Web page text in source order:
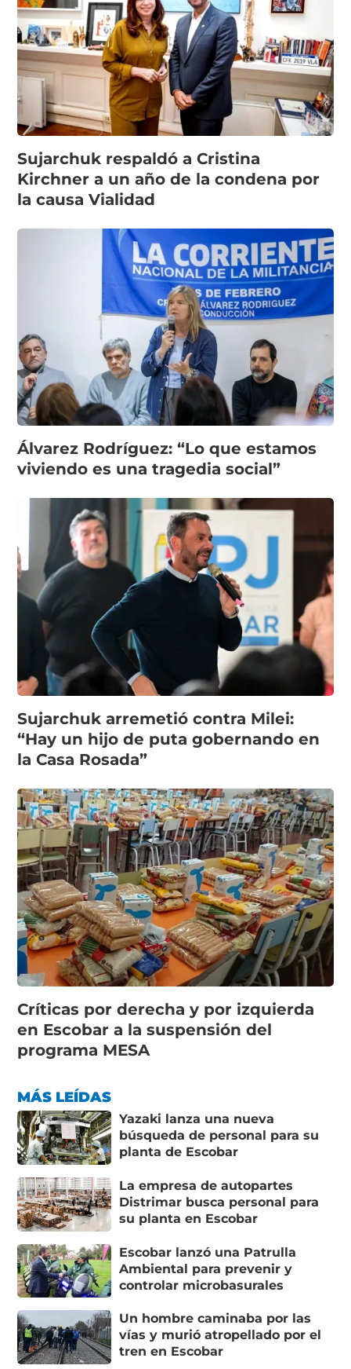
Sujarchuk respaldó a Cristina
Kirchner a un año de la condena por
la causa Vialidad
Álvarez Rodríguez: “Lo que estamos
viviendo es una tragedia social”
Sujarchuk arremetió contra Milei:
“Hay un hijo de puta gobernando en
la Casa Rosada”
Críticas por derecha y por izquierda
en Escobar a la suspensión del
programa MESA
MÁS LEÍDAS
Yazaki lanza una nueva
búsqueda de personal para su
planta de Escobar
La empresa de autopartes
Distrimar busca personal para
su planta en Escobar
Escobar lanzó una Patrulla
Ambiental para prevenir y
controlar microbasurales
Un hombre caminaba por las
vías y murió atropellado por el
tren en Escobar